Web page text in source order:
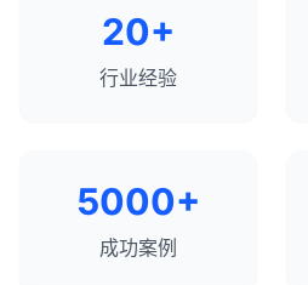
20+
行业经验
5000+
成功案例